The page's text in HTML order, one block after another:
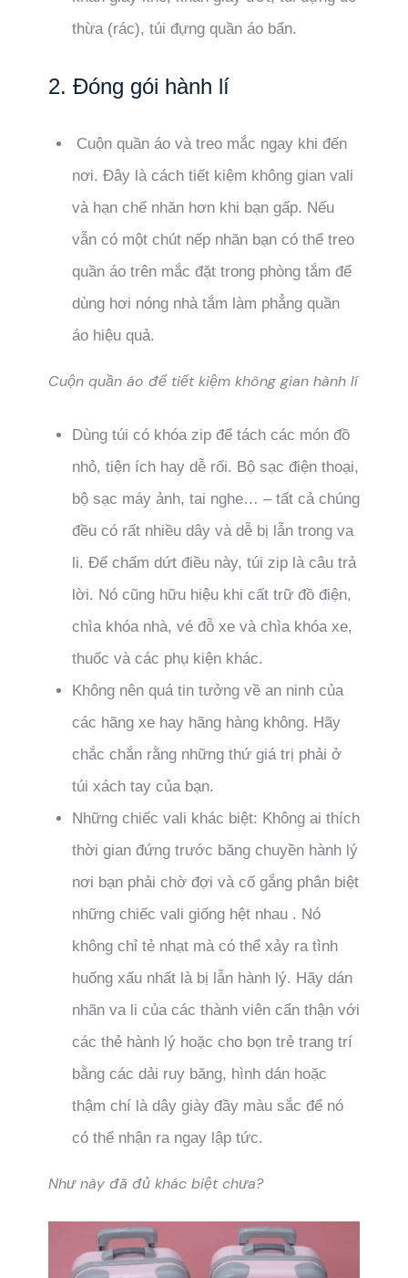
thừa (rác), túi đựng quần áo bẩn.
2. Đóng gói hành lí
Cuộn quần áo và treo mắc ngay khi đến
nơi. Đây là cách tiết kiệm không gian vali
và hạn chế nhăn hơn khi bạn gấp. Nếu
vẫn có một chút nếp nhăn bạn có thể treo
quần áo trên mắc đặt trong phòng tắm để
dùng hơi nóng nhà tắm làm phẳng quần
áo hiệu quả.
Cuộn quần áo để tiết kiệm không gian hành lí
Dùng túi có khóa zip để tách các món đồ
nhỏ, tiện ích hay dễ rối. Bộ sạc điện thoại,
bộ sạc máy ảnh, tai nghe… – tất cả chúng
đều có rất nhiều dây và dễ bị lẫn trong va
li. Để chấm dứt điều này, túi zip là câu trả
lời. Nó cũng hữu hiệu khi cất trữ đồ điện,
chìa khóa nhà, vé đỗ xe và chìa khóa xe,
thuốc và các phụ kiện khác.
Không nên quá tin tưởng về an ninh của
các hãng xe hay hãng hàng không. Hãy
chắc chắn rằng những thứ giá trị phải ở
túi xách tay của bạn.
Những chiếc vali khác biệt: Không ai thích
thời gian đứng trước băng chuyền hành lý
nơi bạn phải chờ đợi và cố gắng phân biệt
những chiếc vali giống hệt nhau . Nó
không chỉ tẻ nhạt mà có thể xảy ra tình
huống xấu nhất là bị lẫn hành lý. Hãy dán
nhãn va li của các thành viên cẩn thận với
các thẻ hành lý hoặc cho bọn trẻ trang trí
bằng các dải ruy băng, hình dán hoặc
thậm chí là dây giày đầy màu sắc để nó
có thể nhận ra ngay lập tức.
Như này đã đủ khác biệt chưa?